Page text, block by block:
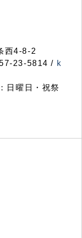
西4-8-2
23-5814 / k
日曜日・祝祭